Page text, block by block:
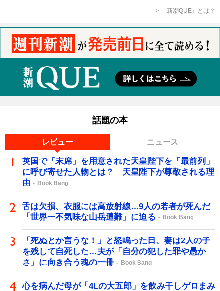
「新潮QUE」とは？
話題の本
レビュー ニュース
英国で「末席」を用意された天皇陛下を「最前列」
に呼び寄せた人物とは？ 天皇陛下が尊敬される理
由
Book Bang
舌は欠損、衣服には高放射線…9人の若者が死んだ
「世界一不気味な山岳遭難」に迫る
Book Bang
「死ぬとか言うな！」と怒鳴った日、妻は2人の子
を残して自死した…夫が「自分の犯した罪や愚か
さ」に向き合う魂の一冊
Book Bang
心を病んだ母が「4Lの大五郎」を飲み干しゲロまみ